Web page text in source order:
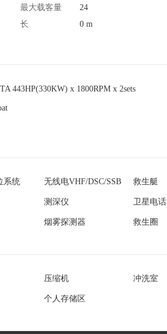
最大载客量 24
长 0 m
443HP(330KW) x 1800RPM x 2sets
系统 无线电VHF/DSC/SSB 救生艇
测深仪 卫星电话
烟雾探测器 救生圈
压缩机 冲洗室
个人存储区